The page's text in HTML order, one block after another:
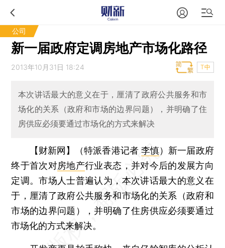
公司
新一届政府定调房地产市场化路径
2013年10月31日 18:24 T中
本次讲话最大的意义在于，厘清了政府公共服务和市
场化的关系（政府和市场的边界问题），并明确了住
房供应必须要通过市场化的方式来解决
【财新网】（特派香港记者 李慎） 新一届政府
终于首次对房地产行业表态，并对今后的发展方向
定调。市场人士普遍认为，本次讲话最大的意义在
于，厘清了政府公共服务和市场化的关系（政府和
市场的边界问题），并明确了住房供应必须要通过
市场化的方式来解决。